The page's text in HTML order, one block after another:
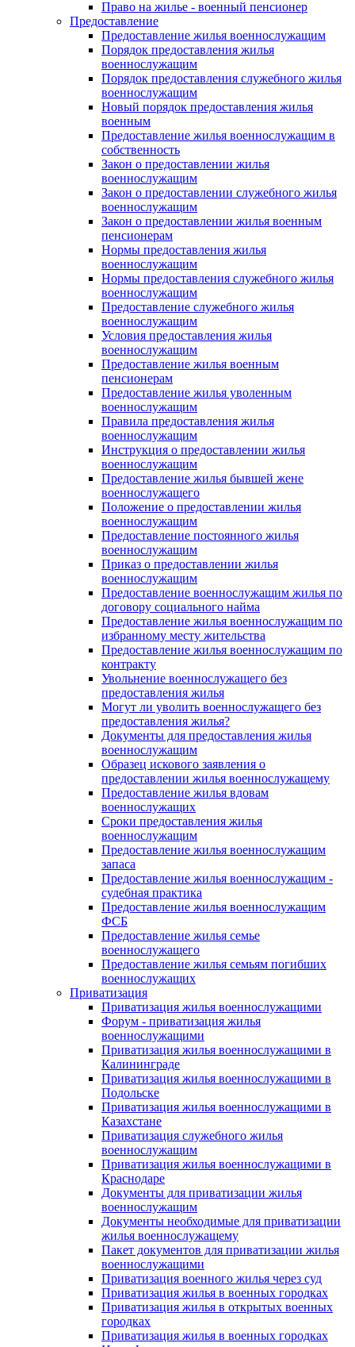
Право на жилье - военный пенсионер
Предоставление
Предоставление жилья военнослужащим
Порядок предоставления жилья
военнослужащим
Порядок предоставления служебного жилья
военнослужащим
Новый порядок предоставления жилья
военным
Предоставление жилья военнослужащим в
собственность
Закон о предоставлении жилья
военнослужащим
Закон о предоставлении служебного жилья
военнослужащим
Закон о предоставлении жилья военным
пенсионерам
Нормы предоставления жилья
военнослужащим
Нормы предоставления служебного жилья
военнослужащим
Предоставление служебного жилья
военнослужащим
Условия предоставления жилья
военнослужащим
Предоставление жилья военным
пенсионерам
Предоставление жилья уволенным
военнослужащим
Правила предоставления жилья
военнослужащим
Инструкция о предоставлении жилья
военнослужащим
Предоставление жилья бывшей жене
военнослужащего
Положение о предоставлении жилья
военнослужащим
Предоставление постоянного жилья
военнослужащим
Приказ о предоставлении жилья
военнослужащим
Предоставление военнослужащим жилья по
договору социального найма
Предоставление жилья военнослужащим по
избранному месту жительства
Предоставление жилья военнослужащим по
контракту
Увольнение военнослужащего без
предоставления жилья
Могут ли уволить военнослужащего без
предоставления жилья?
Документы для предоставления жилья
военнослужащим
Образец искового заявления о
предоставлении жилья военнослужащему
Предоставление жилья вдовам
военнослужащих
Сроки предоставления жилья
военнослужащим
Предоставление жилья военнослужащим
запаса
Предоставление жилья военнослужащим -
судебная практика
Предоставление жилья военнослужащим
ФСБ
Предоставление жилья семье
военнослужащего
Предоставление жилья семьям погибших
военнослужащих
Приватизация
Приватизация жилья военнослужащими
Форум - приватизация жилья
военнослужащими
Приватизация жилья военнослужащими в
Калининграде
Приватизация жилья военнослужащими в
Подольске
Приватизация жилья военнослужащими в
Казахстане
Приватизация служебного жилья
военнослужащим
Приватизация жилья военнослужащими в
Краснодаре
Документы для приватизации жилья
военнослужащим
Документы необходимые для приватизации
жилья военнослужащему
Пакет документов для приватизации жилья
военнослужащими
Приватизация военного жилья через суд
Приватизация жилья в военных городках
Приватизация жилья в открытых военных
городках
Приватизация жилья в военных городках